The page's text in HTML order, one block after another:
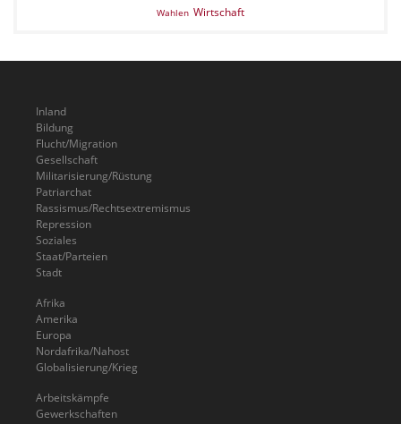
Wahlen Wirtschaft
Inland
Bildung
Flucht/Migration
Gesellschaft
Militarisierung/Rüstung
Patriarchat
Rassismus/Rechtsextremismus
Repression
Soziales
Staat/Parteien
Stadt
Afrika
Amerika
Europa
Nordafrika/Nahost
Globalisierung/Krieg
Arbeitskämpfe
Gewerkschaften